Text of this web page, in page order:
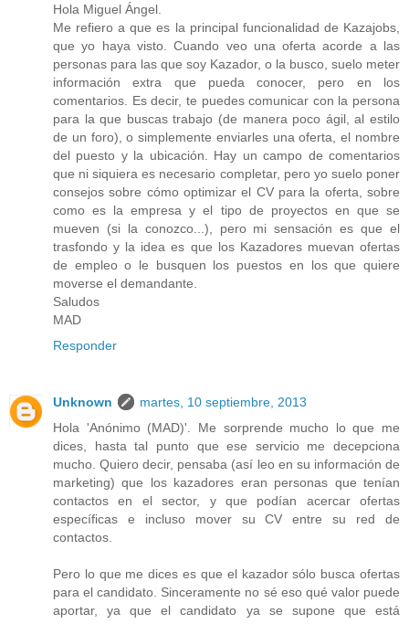
Hola Miguel Ángel.
Me refiero a que es la principal funcionalidad de Kazajobs,
que yo haya visto. Cuando veo una oferta acorde a las
personas para las que soy Kazador, o la busco, suelo meter
información extra que pueda conocer, pero en los
comentarios. Es decir, te puedes comunicar con la persona
para la que buscas trabajo (de manera poco ágil, al estilo
de un foro), o simplemente enviarles una oferta, el nombre
del puesto y la ubicación. Hay un campo de comentarios
que ni siquiera es necesario completar, pero yo suelo poner
consejos sobre cómo optimizar el CV para la oferta, sobre
como es la empresa y el tipo de proyectos en que se
mueven (si la conozco...), pero mi sensación es que el
trasfondo y la idea es que los Kazadores muevan ofertas
de empleo o le busquen los puestos en los que quiere
moverse el demandante.
Saludos
MAD
Responder
Unknown
martes, 10 septiembre, 2013
Hola 'Anónimo (MAD)'. Me sorprende mucho lo que me
dices, hasta tal punto que ese servicio me decepciona
mucho. Quiero decir, pensaba (así leo en su información de
marketing) que los kazadores eran personas que tenían
contactos en el sector, y que podían acercar ofertas
específicas e incluso mover su CV entre su red de
contactos.
Pero lo que me dices es que el kazador sólo busca ofertas
para el candidato. Sinceramente no sé eso qué valor puede
aportar, ya que el candidato ya se supone que está